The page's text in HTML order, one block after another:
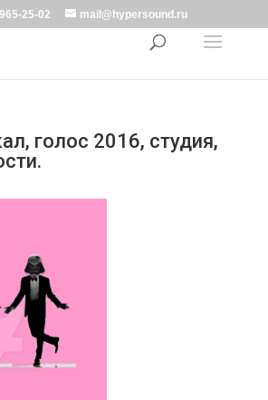
25-02 mail@hypersound.ru
голос 2016, студия,